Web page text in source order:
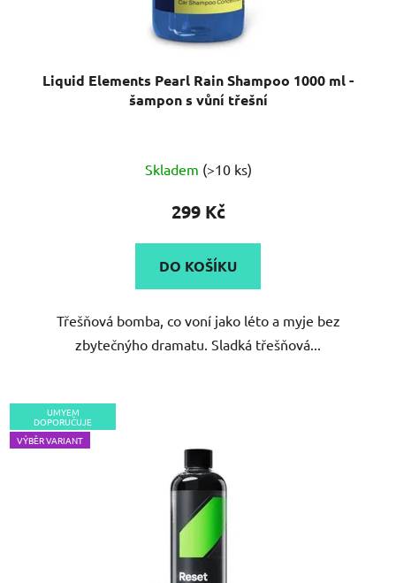
Liquid Elements Pearl Rain Shampoo 1000 ml -
šampon s vůní třešní
Skladem (>10 ks)
299 Kč
DO KOŠÍKU
Třešňová bomba, co voní jako léto a myje bez
zbytečnýho dramatu. Sladká třešňová...
UMYEM
DOPORUČUJE
VÝBĚR VARIANT